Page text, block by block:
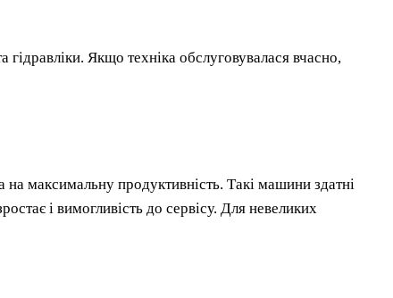
Якщо техніка обслуговувалася вчасно,
максимальну продуктивність. Такі машини здатні
і вимогливість до сервісу. Для невеликих